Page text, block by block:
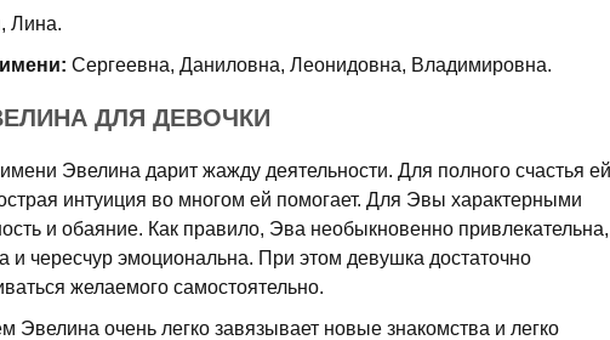
Лина.
Сергеевна, Даниловна, Леонидовна, Владимировна.
ДЛЯ ДЕВОЧКИ
Эвелина дарит жажду деятельности. Для полного счастья ей
интуиция во многом ей помогает. Для Эвы характерными
и обаяние. Как правило, Эва необык­новенно привлекательна,
и черес­чур эмоциональна. При этом девушка достаточно
желаемого самостоятельно.
Эвелина очень легко завязывает новые знакомства и легко